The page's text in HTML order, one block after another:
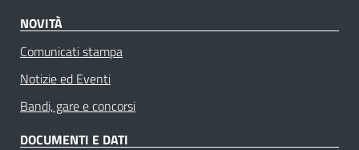
NOVITÀ
Comunicati stampa
Notizie ed Eventi
Bandi, gare e concorsi
DOCUMENTI E DATI